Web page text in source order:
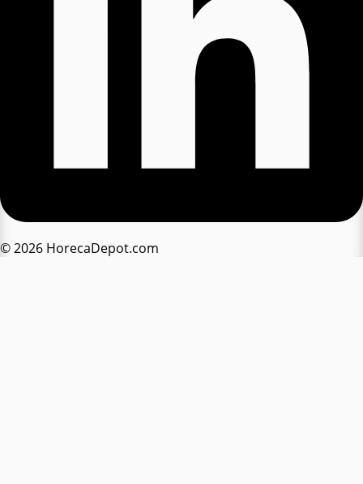
© 2026 HorecaDepot.com